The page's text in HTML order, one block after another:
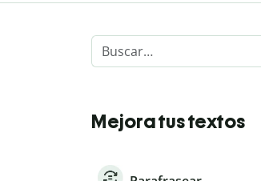
Mejora tus textos